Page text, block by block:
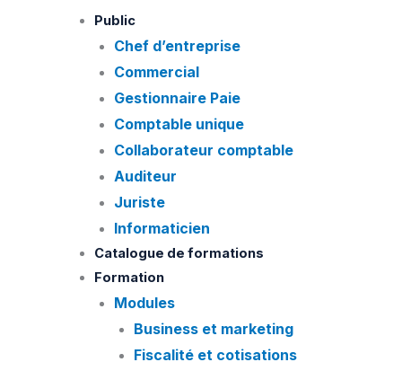
Public
Chef d’entreprise
Commercial
Gestionnaire Paie
Comptable unique
Collaborateur comptable
Auditeur
Juriste
Informaticien
Catalogue de formations
Formation
Modules
Business et marketing
Fiscalité et cotisations